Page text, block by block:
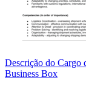
Descrição do Cargo
Business Box